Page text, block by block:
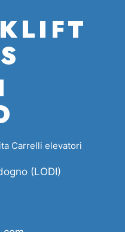
Carrelli elevatori
(LODI)